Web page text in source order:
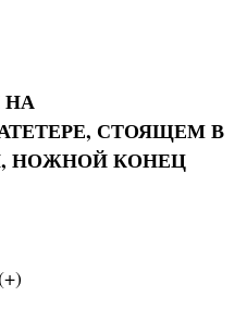
НА
СТОЯЩЕМ В
НОЖНОЙ КОНЕЦ